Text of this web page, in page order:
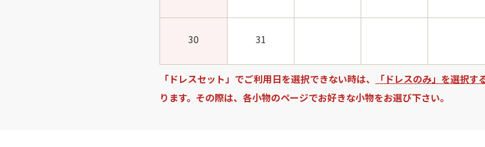
30 31
「ドレスセット」でご利用日を選択できない時は、 「ドレスのみ」を選択
ります。その際は、各小物のページでお好きな小物をお選び下さい。